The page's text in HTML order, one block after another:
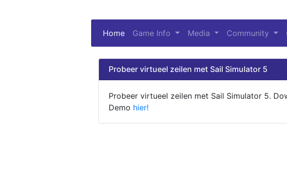
Home (current)
Game Info Media Community
Probeer virtueel zeilen met Sail Simulator 5
Probeer virtueel zeilen met Sail Simulator 5.
Demo hier!